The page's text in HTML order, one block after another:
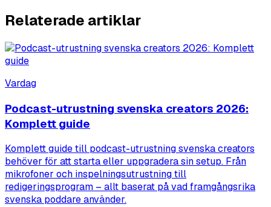
Relaterade artiklar
Vardag
Podcast-utrustning svenska creators 2026:
Komplett guide
Komplett guide till podcast-utrustning svenska creators
behöver för att starta eller uppgradera sin setup. Från
mikrofoner och inspelningsutrustning till
redigeringsprogram – allt baserat på vad framgångsrika
svenska poddare använder.